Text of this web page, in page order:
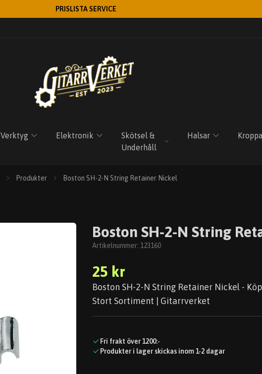
PRISLISTA SERVICE
Verktyg Elektronik
Skötsel &
Underhåll
Halsar
Produkter Boston SH-2-N String Retainer Nickel
Boston SH-2-N String
Artikelnummer: 123160
25 kr
Boston SH-2-N String Retainer Nickel -
Stort Sortiment | Gitarrverket
Fri frakt över 1200:-
Produkter i lager skickas inom 1-2 dagar